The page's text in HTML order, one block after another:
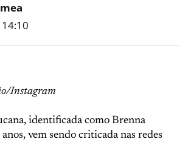
14:10
Instagram
identificada como Brenna
vem sendo criticada nas redes